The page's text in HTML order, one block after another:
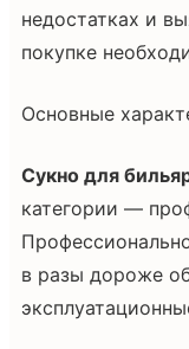
недостатках и
покупке
Основные
Сукно для
категории —
в разы дороже